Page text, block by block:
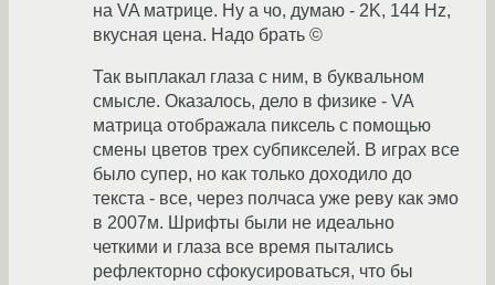
на VA матрице. Ну а чо, думаю - 2K, 144 Hz,
вкусная цена. Надо брать ©
Так выплакал глаза с ним, в буквальном
смысле. Оказалось, дело в физике - VA
матрица отображала пиксель с помощью
смены цветов трех субпикселей. В играх все
было супер, но как только доходило до
текста - все, через полчаса уже реву как эмо
в 2007м. Шрифты были не идеально
четкими и глаза все время пытались
рефлекторно сфокусироваться, что бы